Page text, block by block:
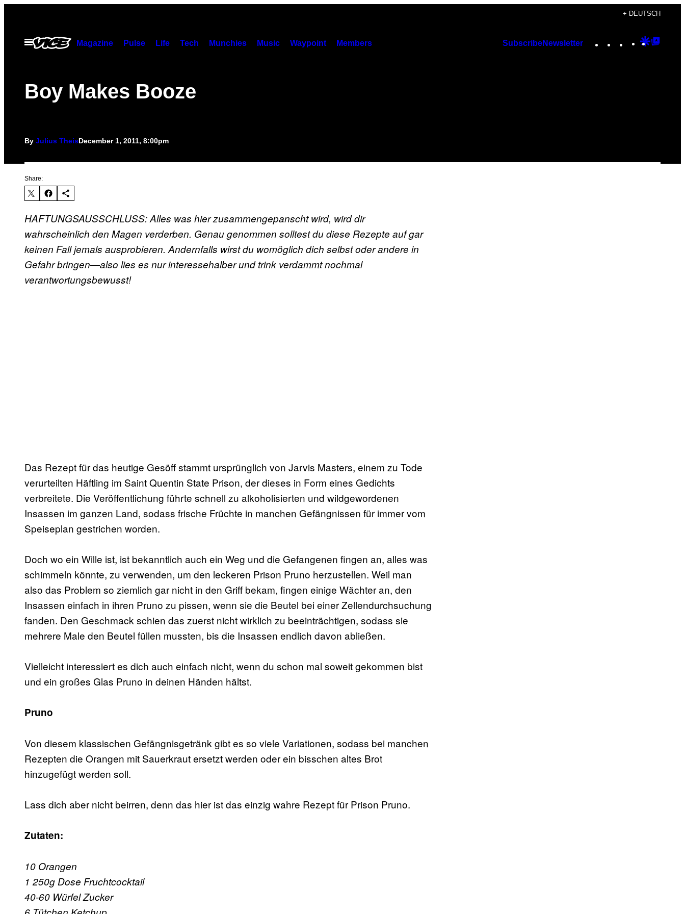
content
+ DEUTSCH
Open
Menu
Magazine Pulse Life Tech Munchies Music Waypoint Members SubscribeNewsletter Instagram
TikTok
YouTube
Google
Boy Makes Booze
By Julius TheisDecember 1, 2011, 8:00pm
Share:
HAFTUNGSAUSSCHLUSS: Alles was hier zusammengepanscht wird, wird dir
wahrscheinlich den Magen verderben. Genau genommen solltest du diese Rezepte auf gar
keinen Fall jemals ausprobieren. Andernfalls wirst du womöglich dich selbst oder andere in
Gefahr bringen—also lies es nur interessehalber und trink verdammt nochmal
verantwortungsbewusst!
Das Rezept für das heutige Gesöff stammt ursprünglich von Jarvis Masters, einem zu Tode
verurteilten Häftling im Saint Quentin State Prison, der dieses in Form eines Gedichts
verbreitete. Die Veröffentlichung führte schnell zu alkoholisierten und wildgewordenen
Insassen im ganzen Land, sodass frische Früchte in manchen Gefängnissen für immer vom
Speiseplan gestrichen worden.
Doch wo ein Wille ist, ist bekanntlich auch ein Weg und die Gefangenen fingen an, alles was
schimmeln könnte, zu verwenden, um den leckeren Prison Pruno herzustellen. Weil man
also das Problem so ziemlich gar nicht in den Griff bekam, fingen einige Wächter an, den
Insassen einfach in ihren Pruno zu pissen, wenn sie die Beutel bei einer Zellendurchsuchung
fanden. Den Geschmack schien das zuerst nicht wirklich zu beeinträchtigen, sodass sie
mehrere Male den Beutel füllen mussten, bis die Insassen endlich davon abließen.
Vielleicht interessiert es dich auch einfach nicht, wenn du schon mal soweit gekommen bist
und ein großes Glas Pruno in deinen Händen hältst.
Pruno
Von diesem klassischen Gefängnisgetränk gibt es so viele Variationen, sodass bei manchen
Rezepten die Orangen mit Sauerkraut ersetzt werden oder ein bisschen altes Brot
hinzugefügt werden soll.
Lass dich aber nicht beirren, denn das hier ist das einzig wahre Rezept für Prison Pruno.
Zutaten:
10 Orangen
1 250g Dose Fruchtcocktail
40-60 Würfel Zucker